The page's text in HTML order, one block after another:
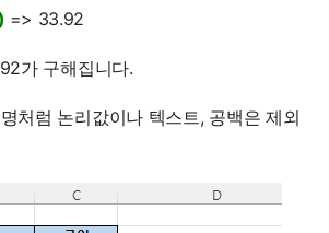
=> 33.92
가 구해집니다.
처럼 논리값이나 텍스트, 공백은 제외